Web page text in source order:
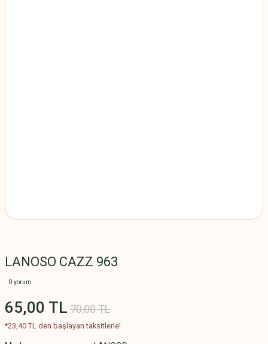
LANOSO CAZZ 963
0 yorum
65,00 TL 70,00 TL
*23,40 TL den başlayan taksitlerle!